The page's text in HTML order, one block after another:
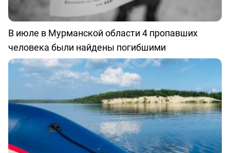
В июле в Мурманской области 4 пропавших
человека были найдены погибшими